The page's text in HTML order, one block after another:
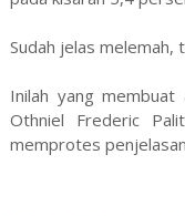
Sudah jelas melemah,
Inilah yang
Othniel Frederic
memprotes